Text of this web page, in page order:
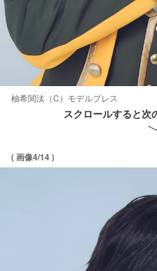
柚希関汰（C）モデルプレス
スクロールすると次
( 画像4/14 )